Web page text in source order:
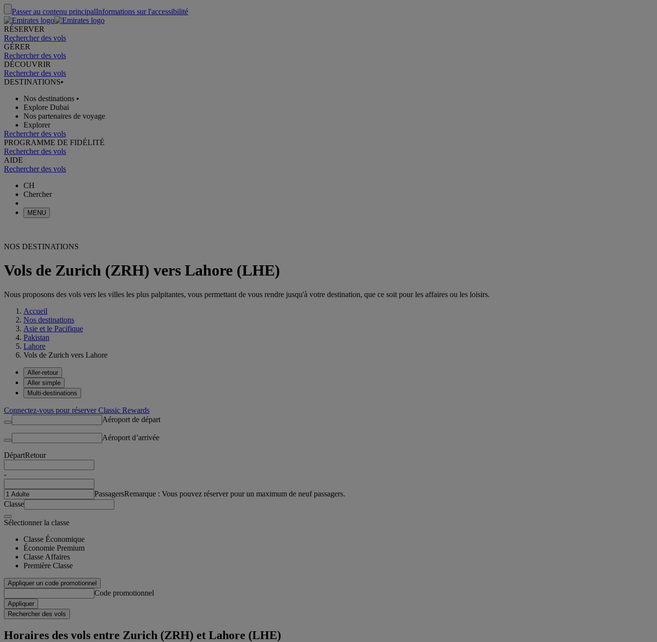
Passer au contenu principalInformations sur l'accessibilité
RÉSERVER
Rechercher des vols
GÉRER
Rechercher des vols
DÉCOUVRIR
Rechercher des vols
DESTINATIONS•
Nos destinations •
Explore Dubai
Nos partenaires de voyage
Explorer
Rechercher des vols
PROGRAMME DE FIDÉLITÉ
Rechercher des vols
AIDE
Rechercher des vols
CH
Chercher
MENU
NOS DESTINATIONS
Vols de Zurich (ZRH) vers Lahore (LHE)
Nous proposons des vols vers les villes les plus palpitantes, vous permettant de vous rendre jusqu'à votre destination, que ce soit pour les affaires ou les loisirs.
Accueil
Nos destinations
Asie et le Pacifique
Pakistan
Lahore
Vols de Zurich vers Lahore
Aller-retour
Aller simple
Multi-destinations
Connectez-vous pour réserver Classic Rewards
Aéroport de départ
Aéroport d’arrivée
DépartRetour
-
PassagersRemarque : Vous pouvez réserver pour un maximum de neuf passagers.
Classe
Sélectionner la classe
Classe Économique
Économie Premium
Classe Affaires
Première Classe
Appliquer un code promotionnel
Code promotionnel
Appliquer
Rechercher des vols
Horaires des vols entre Zurich (ZRH) et Lahore (LHE)